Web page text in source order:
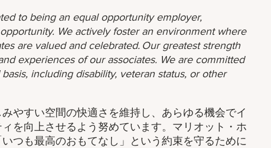
to being an equal opportunity employer,
We actively foster an environment where
are valued and celebrated. Our greatest strength
experiences of our associates. We are committed
including disability, veteran status, or other
やすい空間の快適さを維持し、あらゆる機会でイ
を向上させるよう努めています。マリオット・ホ
つも最高のおもてなし」という約束を守るために